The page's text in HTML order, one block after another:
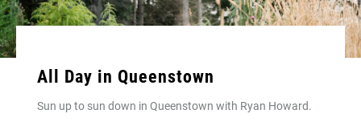
All Day in Queenstown
Sun up to sun down in Queenstown with Ryan Howard.